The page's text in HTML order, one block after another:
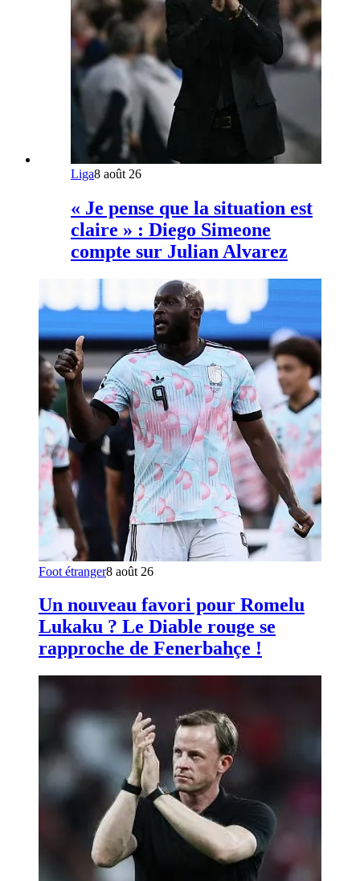
Liga8 août 26
« Je pense que la situation est
claire » : Diego Simeone
compte sur Julian Alvarez
Foot étranger8 août 26
Un nouveau favori pour Romelu
Lukaku ? Le Diable rouge se
rapproche de Fenerbahçe !